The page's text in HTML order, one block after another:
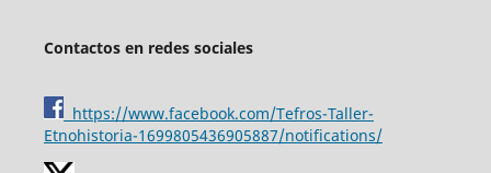
Contactos en redes sociales
https://www.facebook.com/Tefros-Taller-
Etnohistoria-1699805436905887/notifications/